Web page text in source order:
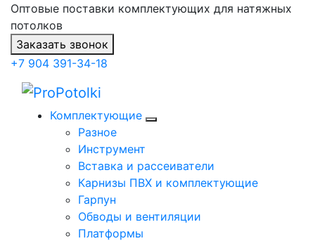
Оптовые поставки комплектующих для натяжных
потолков
Заказать звонок
+7 904 391-34-18
Комплектующие
Разное
Инструмент
Вставка и рассеиватели
Карнизы ПВХ и комплектующие
Гарпун
Обводы и вентиляции
Платформы